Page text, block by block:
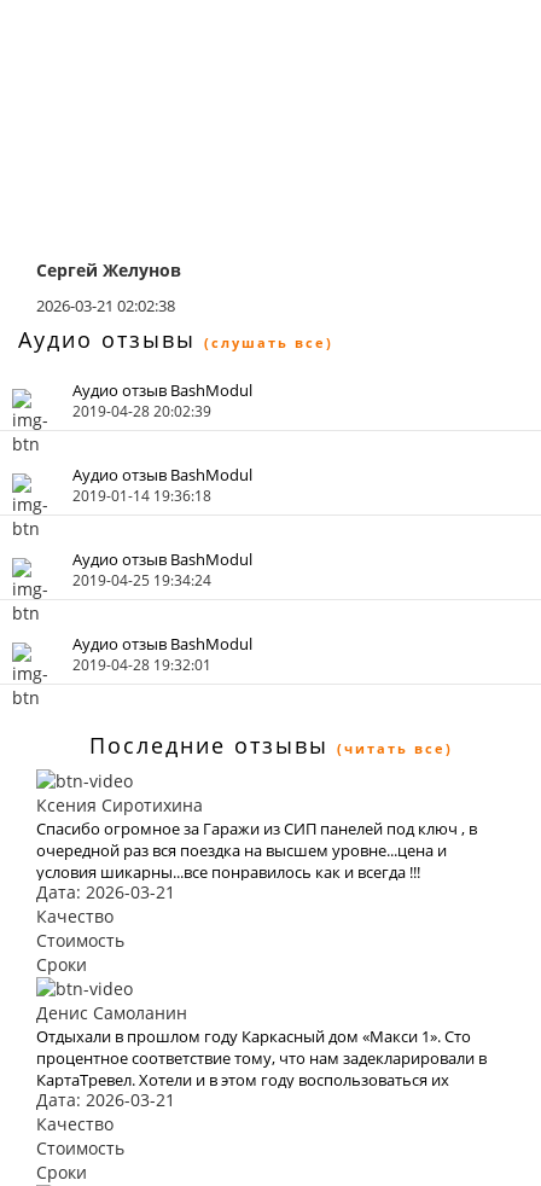
Сергей Желунов
2026-03-21 02:02:38
Аудио отзывы (слушать все)
Аудио отзыв BashModul
2019-04-28 20:02:39
Аудио отзыв BashModul
2019-01-14 19:36:18
Аудио отзыв BashModul
2019-04-25 19:34:24
Аудио отзыв BashModul
2019-04-28 19:32:01
Последние отзывы (читать все)
Ксения Сиротихина
Спасибо огромное за Гаражи из СИП панелей под ключ , в
очередной раз вся поездка на высшем уровне...цена и
условия шикарны...все понравилось как и всегда !!!
Дата: 2026-03-21
Качество
Стоимость
Сроки
Денис Самоланин
Отдыхали в прошлом году Каркасный дом «Макси 1». Сто
процентное соответствие тому, что нам задекларировали в
КартаТревел. Хотели и в этом году воспользоваться их
услугами, но видимо эта пандемия все испортит.
Дата: 2026-03-21
Качество
Стоимость
Сроки